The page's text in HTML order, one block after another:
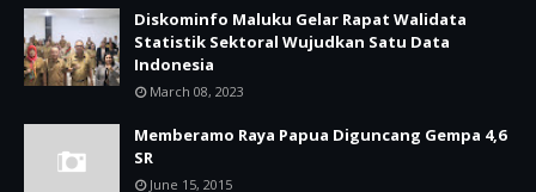
Diskominfo Maluku Gelar Rapat Walidata
Statistik Sektoral Wujudkan Satu Data
Indonesia
March 08, 2023
Memberamo Raya Papua Diguncang Gempa 4,6
SR
June 15, 2015